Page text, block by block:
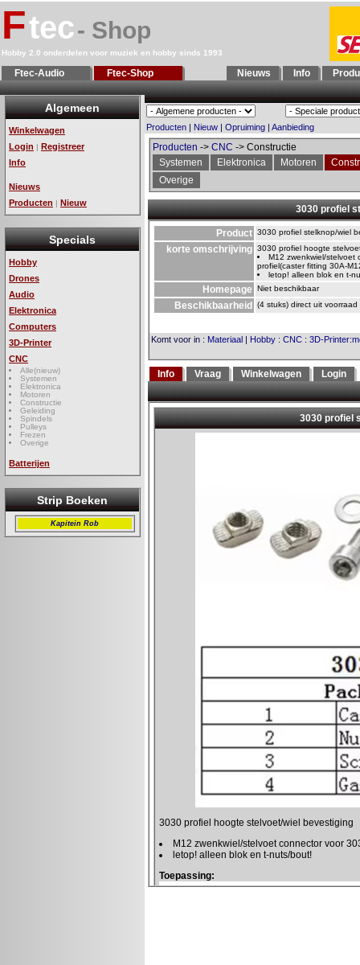
Ftec- Shop
Hobby 2.0 onderdelen voor muziek en hobby sinds 1993
Ftec-Audio Ftec-Shop Nieuws Info
Algemeen
Winkelwagen
Login | Registreer
Info
Nieuws
Producten | Nieuw
Specials
Hobby
Drones
Audio
Elektronica
Computers
3D-Printer
CNC
Alle(nieuw)
Systemen
Elektronica
Motoren
Constructie
Geleiding
Spindels
Pulleys
Frezen
Overige
Batterijen
Strip Boeken
Kapitein Rob
Producten | Nieuw | Opruiming | Aanbieding
Producten -> CNC -> Constructie
Systemen
Elektronica Motoren
Overige
3030 profiel
Product 3030 profiel stelknop/wiel
korte omschrijving 3030 profiel hoogte
M12 zwenkwiel/stelvoet
profiel(caster fitting 30A-
letop! alleen blok en t-
Homepage Niet beschikbaar
Beschikbaarheid (4 stuks) direct uit voorraad
Komt voor in : Materiaal | Hobby : CNC : 3D-
Info Vraag Winkelwagen Login